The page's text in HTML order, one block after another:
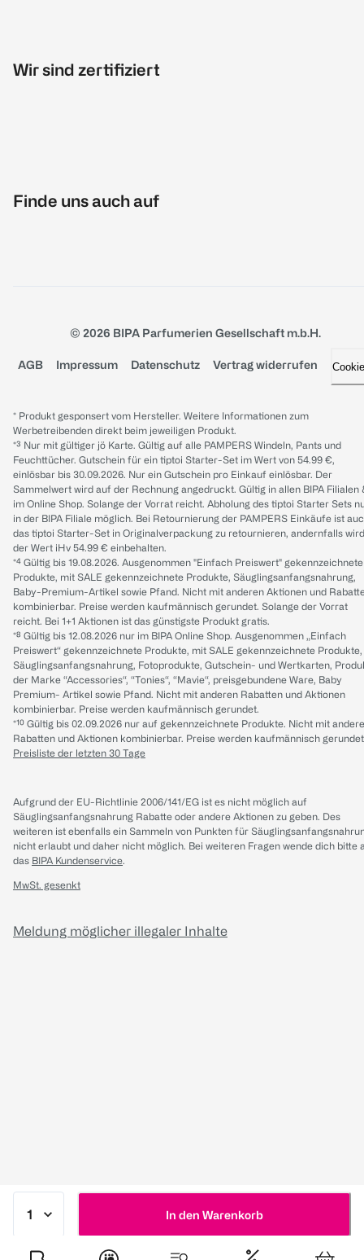
In den Warenkorb
Wir sind zertifiziert
Finde uns auch auf
© 2026 BIPA Parfumerien Gesellschaft m.b.H.
AGB Impressum Datenschutz Vertrag widerrufen
* Produkt gesponsert vom Hersteller. Weitere Informationen zum
Werbetreibenden direkt beim jeweiligen Produkt.
*³ Nur mit gültiger jö Karte. Gültig auf alle PAMPERS Windeln, Pants und
Feuchttücher. Gutschein für ein tiptoi Starter-Set im Wert von 54.99 €,
einlösbar bis 30.09.2026. Nur ein Gutschein pro Einkauf einlösbar. Der
Sammelwert wird auf der Rechnung angedruckt. Gültig in allen BIPA Filialen
im Online Shop. Solange der Vorrat reicht. Abholung des tiptoi Starter Sets
in der BIPA Filiale möglich. Bei Retournierung der PAMPERS Einkäufe ist
das tiptoi Starter-Set in Originalverpackung zu retournieren, andernfalls wird
der Wert iHv 54.99 € einbehalten.
*⁴ Gültig bis 19.08.2026. Ausgenommen "Einfach Preiswert" gekennzeichnete
Produkte, mit SALE gekennzeichnete Produkte, Säuglingsanfangsnahrung,
Baby-Premium-Artikel sowie Pfand. Nicht mit anderen Aktionen und
kombinierbar. Preise werden kaufmännisch gerundet. Solange der Vorrat
reicht. Bei 1+1 Aktionen ist das günstigste Produkt gratis.
*⁸ Gültig bis 12.08.2026 nur im BIPA Online Shop. Ausgenommen „Einfach
Preiswert“ gekennzeichnete Produkte, mit SALE gekennzeichnete Produkte,
Säuglingsanfangsnahrung, Fotoprodukte, Gutschein- und Wertkarten,
der Marke “Accessories“, “Tonies“, “Mavie“, preisgebundene Ware, Baby
Premium- Artikel sowie Pfand. Nicht mit anderen Rabatten und Aktionen
kombinierbar. Preise werden kaufmännisch gerundet.
*¹⁰ Gültig bis 02.09.2026 nur auf gekennzeichnete Produkte. Nicht mit
Rabatten und Aktionen kombinierbar. Preise werden kaufmännisch
Preisliste der letzten 30 Tage
Aufgrund der EU-Richtlinie 2006/141/EG ist es nicht möglich auf
Säuglingsanfangsnahrung Rabatte oder andere Aktionen zu geben. Des
weiteren ist ebenfalls ein Sammeln von Punkten für
nicht erlaubt und daher nicht möglich. Bei weiteren Fragen wende dich bitte
das BIPA Kundenservice.
MwSt. gesenkt
Meldung möglicher illegaler Inhalte